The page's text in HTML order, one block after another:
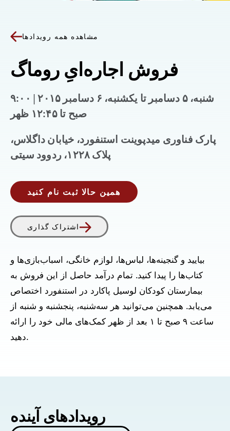
مشاهده همه رویدادها
فروش اجاره‌ایِ روماگ
شنبه، ۵ دسامبر تا یکشنبه، ۶ دسامبر ۲۰۱۵ | ۹:۰۰
صبح تا ۱۲:۴۵ ظهر
پارک فناوری میدپوینت استنفورد، خیابان داگلاس،
پلاک ۱۲۲۸، ردوود سیتی
همین حالا ثبت نام کنید
اشتراک گذاری
بیایید و گنجینه‌ها، لباس‌ها، لوازم خانگی، اسباب‌بازی‌ها و
کتاب‌ها را پیدا کنید. تمام درآمد حاصل از این فروش به
بیمارستان کودکان لوسیل پاکارد در استنفورد اختصاص
می‌یابد. همچنین می‌توانید هر سه‌شنبه، پنجشنبه و شنبه از
ساعت ۹ صبح تا ۱ بعد از ظهر کمک‌های مالی خود را ارائه
دهید.
رویدادهای آینده